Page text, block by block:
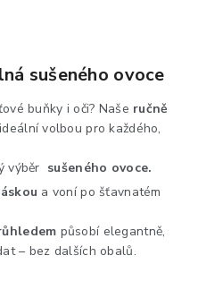
sušeného ovoce
buňky i oči? Naše ručně
volbou pro každého,
výběr sušeného ovoce.
a voní po šťavnatém
působí elegantně,
– bez dalších obalů.